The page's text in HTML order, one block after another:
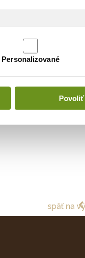
späť na
Personalizované